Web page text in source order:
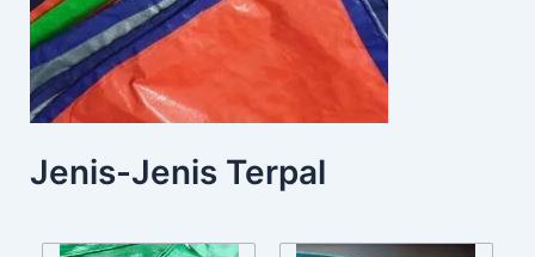
Jenis-Jenis Terpal